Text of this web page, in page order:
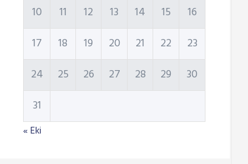
10
11 12 13 14 15
16
17
18 19 20 21 22
23
24
25 26 27 28 29
30
31
« Eki